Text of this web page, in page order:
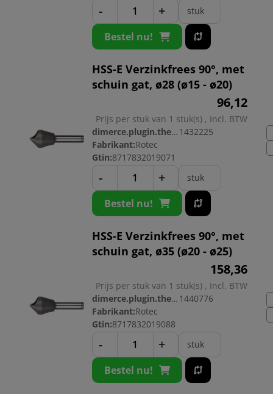
- + stuk
Bestel nu!
HSS-E Verzinkfrees 90°, met
schuin gat, ø28 (ø15 - ø20)
96,12
Prijs per stuk van 1 stuk(s) , Incl. BTW
dimerce.plugin.theme.productnr: 1432225
Fabrikant:Rotec
Gtin:8717832019071
- + stuk
Bestel nu!
HSS-E Verzinkfrees 90°, met
schuin gat, ø35 (ø20 - ø25)
158,36
Prijs per stuk van 1 stuk(s) , Incl. BTW
dimerce.plugin.theme.productnr: 1440776
Fabrikant:Rotec
Gtin:8717832019088
- + stuk
Bestel nu!